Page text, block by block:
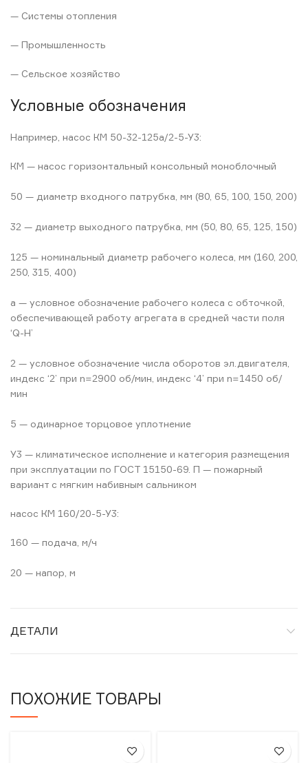
— Системы отопления
— Промышленность
— Сельское хозяйство
Условные обозначения
Например, насос КМ 50-32-125а/2-5-У3:
КМ — насос горизонтальный консольный моноблочный
50 — диаметр входного патрубка, мм (80, 65, 100, 150, 200)
32 — диаметр выходного патрубка, мм (50, 80, 65, 125, 150)
125 — номинальный диаметр рабочего колеса, мм (160, 200,
250, 315, 400)
а — условное обозначение рабочего колеса с обточкой,
обеспечивающей работу агрегата в средней части поля
‘Q-H’
2 — условное обозначение числа оборотов эл.двигателя,
индекс ‘2’ при n=2900 об/мин, индекс ‘4’ при n=1450 об/
мин
5 — одинарное торцовое уплотнение
У3 — климатическое исполнение и категория размещения
при эксплуатации по ГОСТ 15150-69. П — пожарный
вариант с мягким набивным сальником
насос КМ 160/20-5-У3:
160 — подача, м/ч
20 — напор, м
ДЕТАЛИ
ПОХОЖИЕ ТОВАРЫ